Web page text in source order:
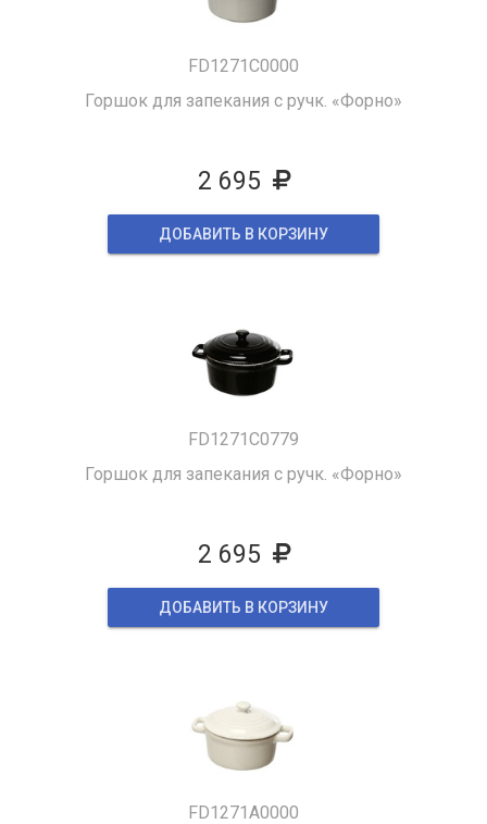
FD1271C0000
Горшок для запекания с ручк. «Форно»
2 695
ДОБАВИТЬ В КОРЗИНУ
FD1271C0779
Горшок для запекания с ручк. «Форно»
2 695
ДОБАВИТЬ В КОРЗИНУ
FD1271A0000